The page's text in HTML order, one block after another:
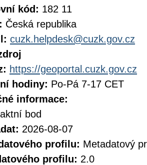
kód: 182 11
Česká republika
cuzk.helpdesk@cuzk.gov.cz
https://geoportal.cuzk.gov.cz
hodiny: Po-Pá 7-17 CET
informace:
bod
2026-08-07
profilu: Metadatový
profilu: 2.0